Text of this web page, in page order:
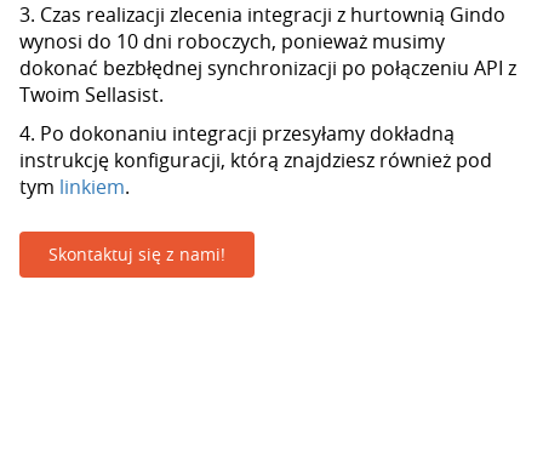
3. Czas realizacji zlecenia integracji z hurtownią Gindo
wynosi do 10 dni roboczych, ponieważ musimy
dokonać bezbłędnej synchronizacji po połączeniu API z
Twoim Sellasist.
4. Po dokonaniu integracji przesyłamy dokładną
instrukcję konfiguracji, którą znajdziesz również pod
tym linkiem.
Skontaktuj się z nami!